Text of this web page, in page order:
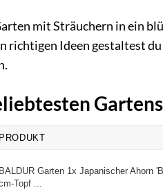
mit Sträuchern in ein
richtigen Ideen gestaltest
PRODUKT
BALDUR Garten 1x Japanischer Ahorn
Topf ...